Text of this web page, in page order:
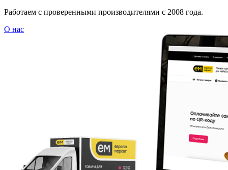
Работаем с проверенными производителями с 2008 года.
О нас